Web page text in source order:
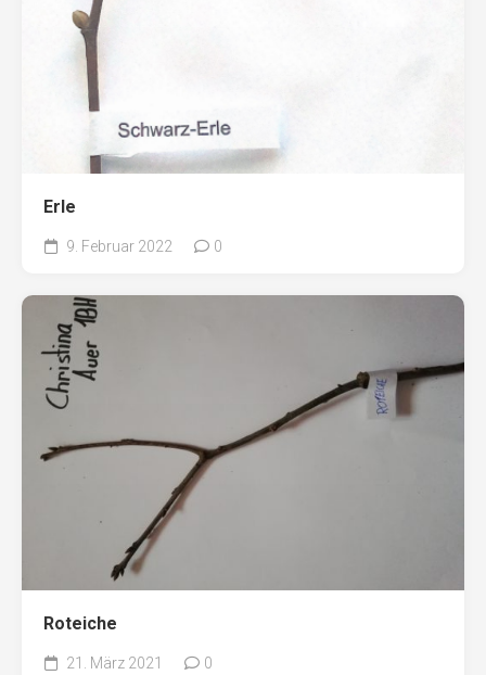
Erle
9. Februar 2022 0
Roteiche
21. März 2021 0